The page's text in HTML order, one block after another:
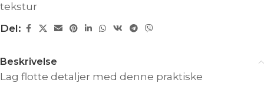
tekstur
Del:
Beskrivelse
Lag flotte detaljer med denne praktiske